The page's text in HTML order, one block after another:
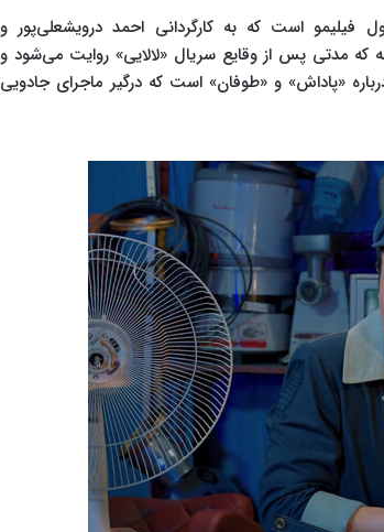
است که به کارگردانی احمد درویشعلی‌پور و
که مدتی پس از وقایع سریال «لالایی» روایت می‌شود و
«پاداش» و «طوفان» است که درگیر ماجرای جادویی